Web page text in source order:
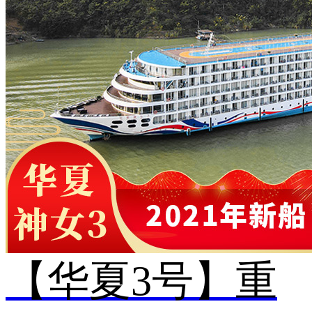
【华夏3号】重